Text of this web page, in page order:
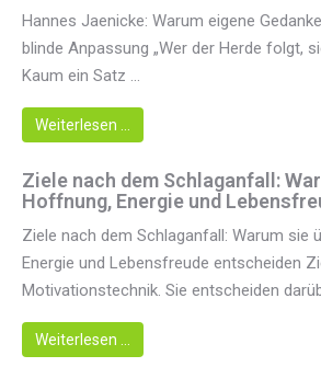
Hannes Jaenicke: Warum eigene
blinde Anpassung „Wer der Herde folgt,
Kaum ein Satz ...
Weiterlesen …
Ziele nach dem Schlaganfall:
Hoffnung, Energie und
Ziele nach dem Schlaganfall: Warum sie
Energie und Lebensfreude entscheiden
Motivationstechnik. Sie entscheiden
Weiterlesen …